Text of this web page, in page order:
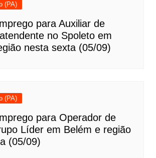
(PA)
para Auxiliar de
no Spoleto em
nesta sexta (05/09)
(PA)
para Operador de
Líder em Belém e região
(05/09)